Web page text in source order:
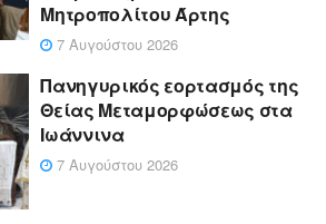
Μητροπολίτου Άρτης
7 Αυγούστου 2026
Πανηγυρικός εορτασμός της
Θείας Μεταμορφώσεως στα
Ιωάννινα
7 Αυγούστου 2026